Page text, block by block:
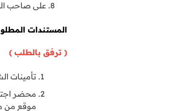
على صاحب
المستندات
( ترفق بالطلب )
تأمينات
محضر
موقع من